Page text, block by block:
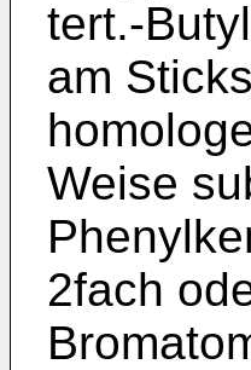
tert.-
am
Weise
2fach